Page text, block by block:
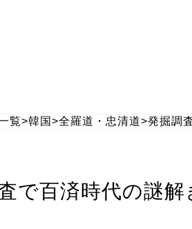
覧>韓国>全羅道・忠清道>発掘調
で百済時代の謎